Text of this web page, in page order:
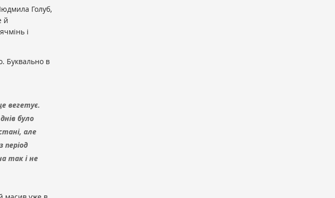
Голуб,
й
і
Буквально в
вегетує.
було
але
період
так і не